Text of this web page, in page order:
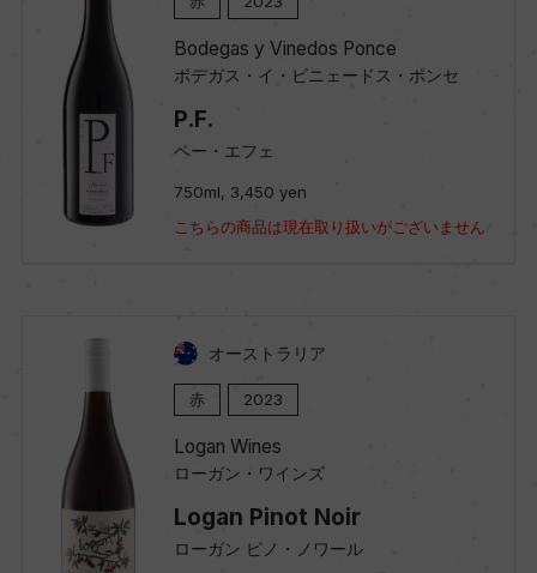
Bodegas y Vinedos Ponce
ボデガス・イ・ビニェードス・ポンセ
P.F.
ペー・エフェ
750ml, 3,450 yen
こちらの商品は現在取り扱いがございません
オーストラリア
赤 2023
Logan Wines
ローガン・ワインズ
Logan Pinot Noir
ローガン ピノ・ノワール